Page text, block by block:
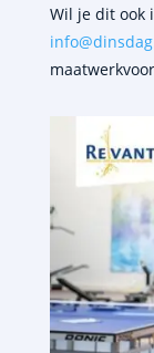
Wil je dit ook